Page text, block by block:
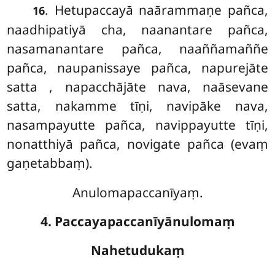
16. Hetupaccayā naārammaṇe pañca,
naadhipatiyā cha, naanantare pañca,
nasamanantare pañca, naaññamaññe
pañca, naupanissaye pañca, napurejāte
satta , napacchājāte nava, naāsevane
satta, nakamme tīṇi, navipāke nava,
nasampayutte pañca, navippayutte tīṇi,
nonatthiyā pañca, novigate pañca (evaṃ
gaṇetabbaṃ).
Anulomapaccanīyaṃ.
4. Paccayapaccanīyānulomaṃ
Nahetudukaṃ